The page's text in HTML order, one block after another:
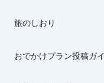
旅のしおり
おでかけプラン投稿ガ